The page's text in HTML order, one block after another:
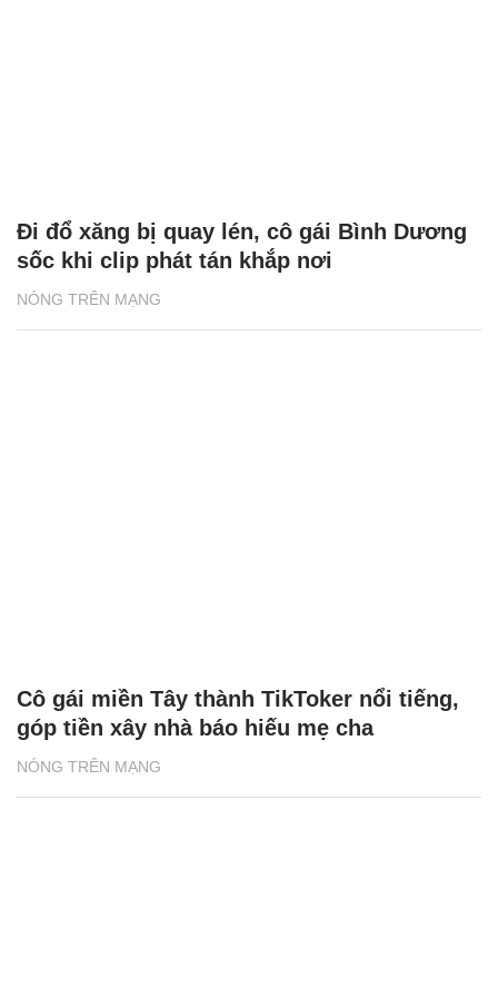
NÓNG TRÊN MẠNG
Đi đổ xăng bị quay lén, cô gái Bình Dương
sốc khi clip phát tán khắp nơi
NÓNG TRÊN MẠNG
Cô gái miền Tây thành TikToker nổi tiếng,
góp tiền xây nhà báo hiếu mẹ cha